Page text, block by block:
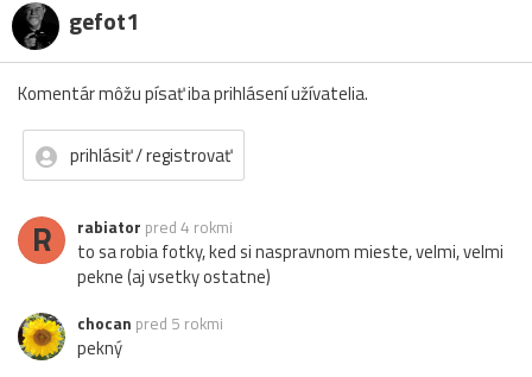
gefot1
Komentár môžu písať iba prihlásení užívatelia.
prihlásiť / registrovať
R rabiator pred 4 rokmi
to sa robia fotky, ked si naspravnom mieste, velmi, velmi
pekne (aj vsetky ostatne)
chocan pred 5 rokmi
pekný